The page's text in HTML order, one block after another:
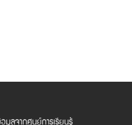
มูลจากศูนย์การเรียนรู้